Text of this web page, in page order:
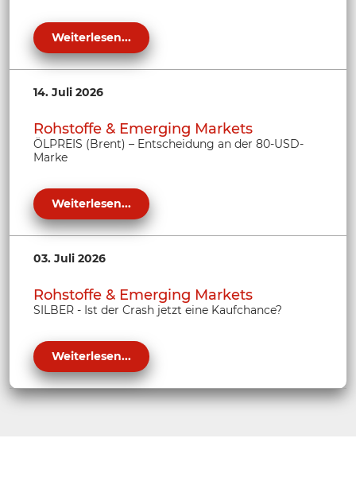
Weiterlesen...
14. Juli 2026
Rohstoffe & Emerging Markets
ÖLPREIS (Brent) – Entscheidung an der 80-USD-
Marke
Weiterlesen...
03. Juli 2026
Rohstoffe & Emerging Markets
SILBER - Ist der Crash jetzt eine Kaufchance?
Weiterlesen...